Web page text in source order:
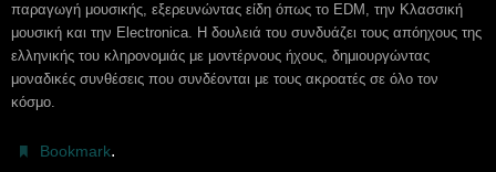
παραγωγή μουσικής, εξερευνώντας είδη όπως το EDM, την Κλασσική
μουσική και την Electronica. Η δουλειά του συνδυάζει τους απόηχους της
ελληνικής του κληρονομιάς με μοντέρνους ήχους, δημιουργώντας
μοναδικές συνθέσεις που συνδέονται με τους ακροατές σε όλο τον
κόσμο.
Bookmark.